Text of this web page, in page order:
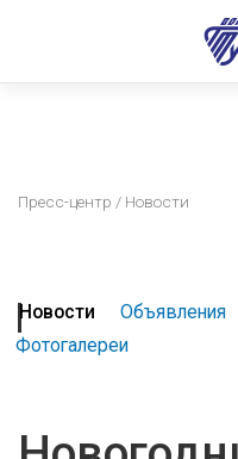
Пресс-центр / Новости
Новости Объявления
Фотогалереи